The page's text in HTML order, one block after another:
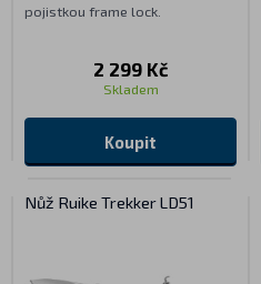
pojistkou frame lock.
2 299 Kč
Skladem
Koupit
Nůž Ruike Trekker LD51